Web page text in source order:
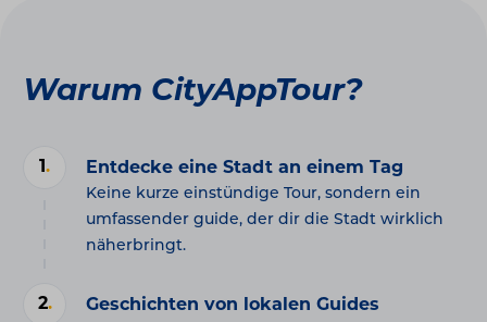
Warum CityAppTour?
. Entdecke eine Stadt an einem Tag
Keine kurze einstündige Tour, sondern ein
umfassender guide, der dir die Stadt wirklich
näherbringt.
2. Geschichten von lokalen Guides